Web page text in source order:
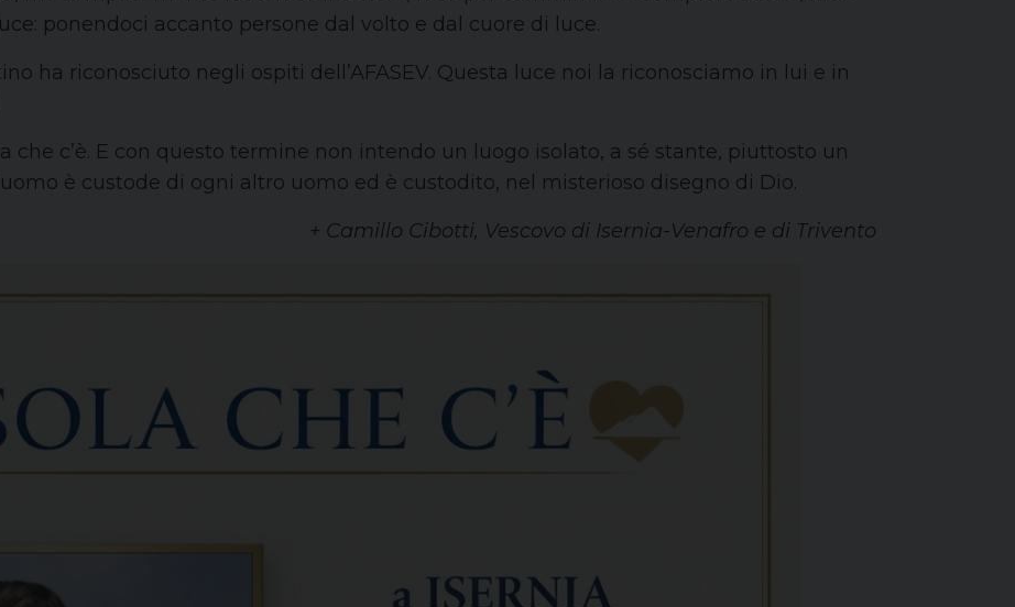
ponendoci accanto persone dal volto e dal cuore di luce.
ha riconosciuto negli ospiti dell’AFASEV. Questa luce noi la riconosciamo in lui e in
che c’è. E con questo termine non intendo un luogo isolato, a sé stante, piuttosto un
è custode di ogni altro uomo ed è custodito, nel misterioso disegno di Dio.
+ Camillo Cibotti, Vescovo di Isernia-Venafro e di Trivento